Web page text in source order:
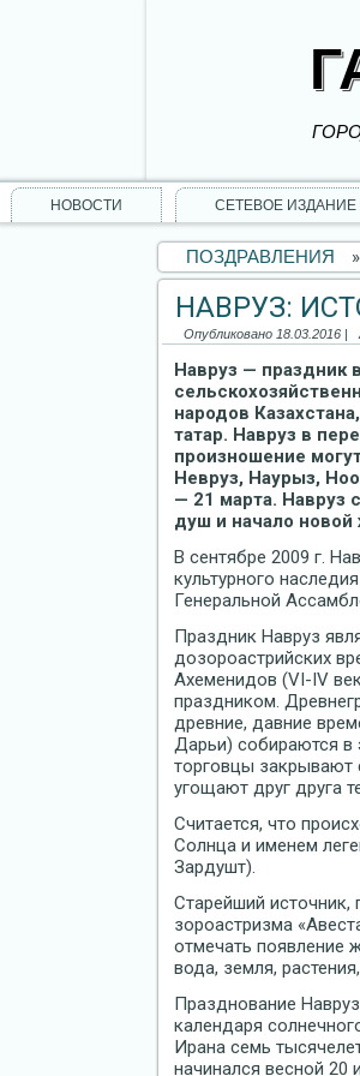
НОВОСТИ СЕТЕВОЕ ИЗДАНИЕ
ПОЗДРАВЛЕНИЯ »
НАВРУЗ:
Опубликовано 18.03.2016 |
Навруз — праздник
народов
татар. Навруз в
произношение
Невруз, Наурыз,
— 21 марта. Навруз
душ и начало новой
В сентябре 2009 г.
культурного
Генеральной
Праздник Навруз
дозороастрийских
Ахеменидов (VI-IV
праздником.
древние, давние
Дарьи) собираются в
торговцы закрывают
угощают друг друга
Считается, что
Солнца и именем
Зардушт).
Старейший источник,
зороастризма
отмечать появление
вода, земля,
Празднование
календаря
Ирана семь
начинался весной 20